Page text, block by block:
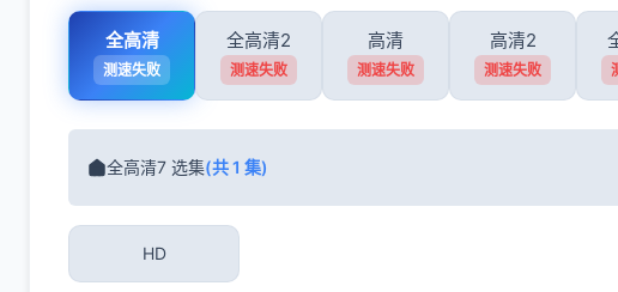
全高清
测速失败
全高清2
测速失败
高清
测速失败
高清2
测速失败
全高清7 选集(共 1 集)
HD